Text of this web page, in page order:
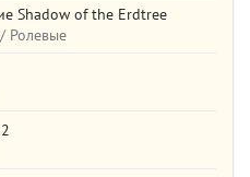
Shadow of the Erdtree
Ролевые